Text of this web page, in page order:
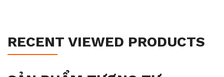
RECENT VIEWED PRODUCTS